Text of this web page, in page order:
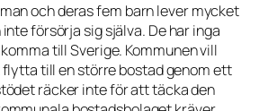
och deras fem barn lever mycket
försörja sig själva. De har inga
till Sverige. Kommunen vill
till en större bostad genom ett
räcker inte för att täcka den